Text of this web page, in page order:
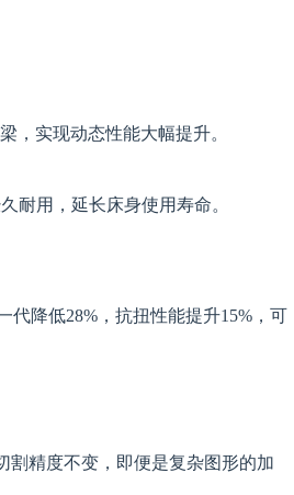
，实现动态性能大幅提升。
耐用，延长床身使用寿命。
降低28%，抗扭性能提升15%，可
割精度不变，即便是复杂图形的加